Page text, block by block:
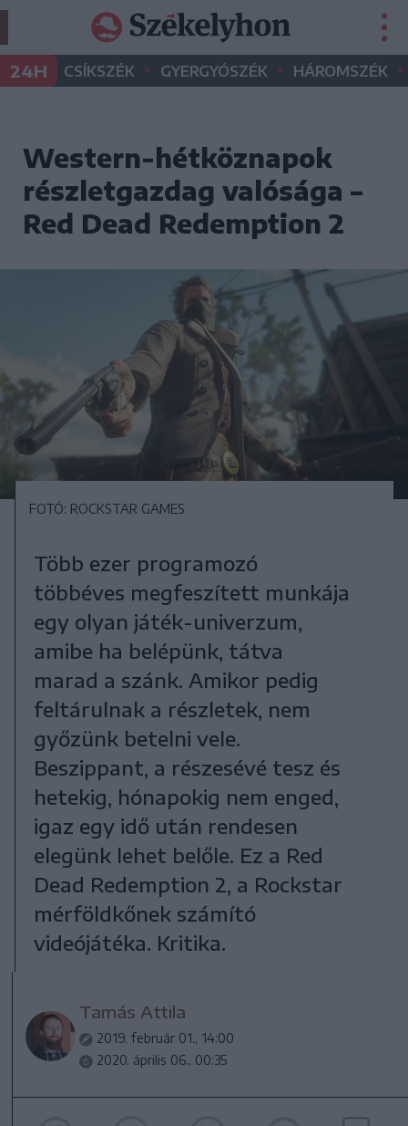
24H CSÍKSZÉK • GYERGYÓSZÉK • HÁROMSZÉK •
Western-hétköznapok
részletgazdag valósága –
Red Dead Redemption 2
FOTÓ: ROCKSTAR GAMES
Több ezer programozó
többéves megfeszített munkája
egy olyan játék-univerzum,
amibe ha belépünk, tátva
marad a szánk. Amikor pedig
feltárulnak a részletek, nem
győzünk betelni vele.
Beszippant, a részesévé tesz és
hetekig, hónapokig nem enged,
igaz egy idő után rendesen
elegünk lehet belőle. Ez a Red
Dead Redemption 2, a Rockstar
mérföldkőnek számító
videójátéka. Kritika.
Tamás Attila
2019. február 01., 14:00
2020. április 06., 00:35